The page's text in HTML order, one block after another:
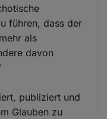
führen, dass der
als
davon
publiziert und
Glauben zu